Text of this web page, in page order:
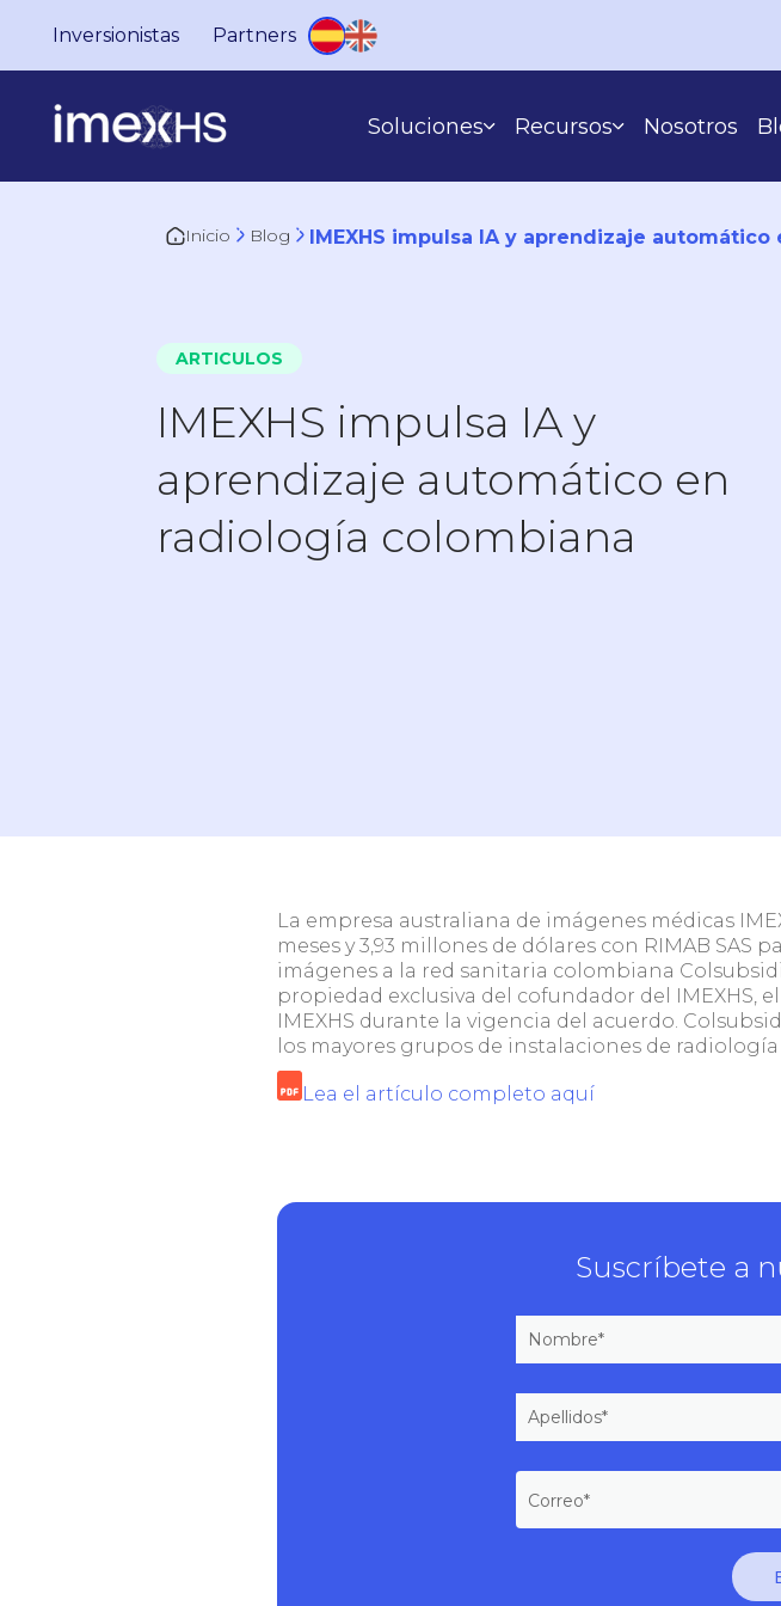
Inversionistas Partners
Soluciones
¿Necesitas ayuda para decidir?
conoce cómo optimizar tu operación.
Recursos
Casos De Éxito
Learning Center
Nosotros
Inicio Blog IMEXHS impulsa IA y aprendizaje
ARTICULOS
IMEXHS impulsa IA y
aprendizaje automático en
radiología colombiana
La empresa australiana de imágenes médicas
meses y 3,93 millones de dólares con RIMAB
imágenes a la red sanitaria colombiana
propiedad exclusiva del cofundador del IMEXHS,
IMEXHS durante la vigencia del acuerdo.
los mayores grupos de instalaciones de
Lea el artículo completo aquí
Suscríbete a